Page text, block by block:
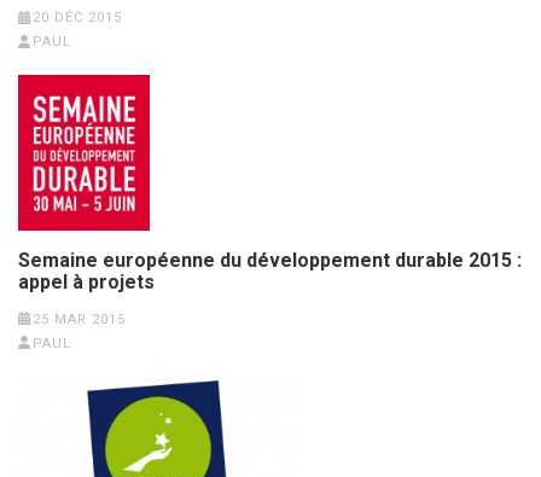
20 DÉC 2015
PAUL
Semaine européenne du développement durable 2015 :
appel à projets
25 MAR 2015
PAUL